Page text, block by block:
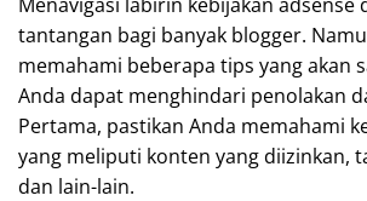
tantangan bagi banyak blogger.
memahami beberapa tips yang akan
Anda dapat menghindari penolakan
Pertama, pastikan Anda memahami
yang meliputi konten yang diizinkan,
dan lain-lain.